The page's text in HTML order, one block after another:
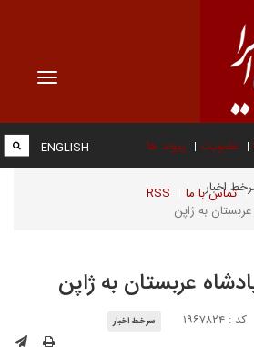
Toggle
عضویت پیوند ها
تماس با ما RSS
ENGLISH
اخبار
کد : ۱۹۶۷۸۲۴ سرخط اخبار